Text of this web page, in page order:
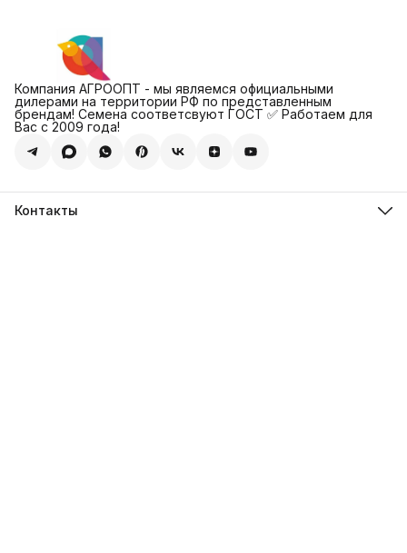
Компания АГРООПТ - мы являемся официальными
дилерами на территории РФ по представленным
брендам! Семена соответсвуют ГОСТ ✅ Работаем для
Вас с 2009 года!
Контакты